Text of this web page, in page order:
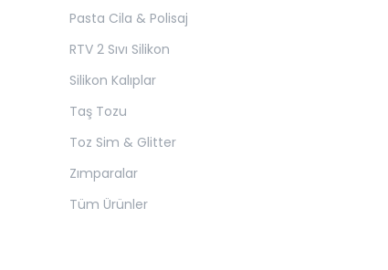
Pasta Cila & Polisaj
RTV 2 Sıvı Silikon
Silikon Kalıplar
Taş Tozu
Toz Sim & Glitter
Zımparalar
Tüm Ürünler